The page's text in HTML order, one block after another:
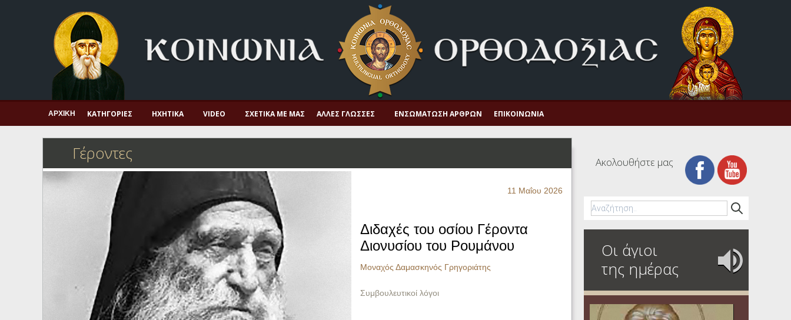
Πνευματική ζωή
Μαρτυρία και διδαχή
Λατρεία και προσευχή
Αγιολόγιο – Εορτολόγιο
Η πίστη στην εποχή μας
Ορθόδοξο προσκυνητάριο
Σκέψεις-προβληματισμοί
ΑΡΧΙΚΉ ΚΑΤΗΓΟΡΊΕΣ ΗΧΗΤΙΚΆ VIDEO ΣΧΕΤΙΚΆ ΜΕ ΜΑΣ ΆΛΛΕΣ ΓΛΏΣΣΕΣ ΕΝΣΩΜΆΤΩΣΗ ΆΡΘΡΩΝ ΕΠΙΚΟΙΝΩΝΊΑ
Γέροντες
11 Μαΐου 2026
Διδαχές του οσίου Γέροντα
Διονυσίου του Ρουμάνου
Μοναχός Δαμασκηνός Γρηγοριάτης
Συμβουλευτικοί λόγοι
Ακολουθήστε μας
Οι άγιοι
της ημέρας